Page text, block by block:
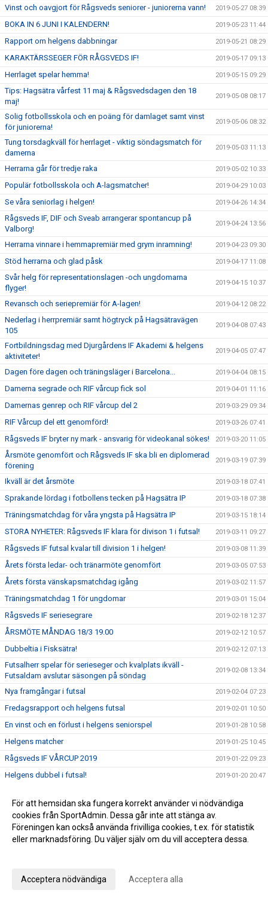
Vinst och oavgjort för Rågsveds seniorer - juniorerna vann! 2019-05-27 08:39
BOKA IN 6 JUNI I KALENDERN! 2019-05-23 11:44
Rapport om helgens dabbningar 2019-05-21 08:29
KARAKTÄRSSEGER FÖR RÅGSVEDS IF! 2019-05-17 09:13
Herrlaget spelar hemma! 2019-05-15 09:29
Tips: Hagsätra vårfest 11 maj & Rågsvedsdagen den 18
maj!
2019-05-08 08:17
Solig fotbollsskola och en poäng för damlaget samt vinst
för juniorerna!
2019-05-06 08:32
Tung torsdagkväll för herrlaget - viktig söndagsmatch för
damerna
2019-05-03 11:13
Herrarna går för tredje raka 2019-05-02 10:33
Populär fotbollsskola och A-lagsmatcher! 2019-04-29 10:03
Se våra seniorlag i helgen! 2019-04-26 14:34
Rågsveds IF, DIF och Sveab arrangerar spontancup på
Valborg!
2019-04-24 13:56
Herrarna vinnare i hemmapremiär med grym inramning! 2019-04-23 09:30
Stöd herrarna och glad påsk 2019-04-17 11:08
Svår helg för representationslagen -och ungdomarna
flyger!
2019-04-15 10:37
Revansch och seriepremiär för A-lagen! 2019-04-12 08:22
Nederlag i herrpremiär samt högtryck på Hagsätravägen
105
2019-04-08 07:43
Fortbildningsdag med Djurgårdens IF Akademi & helgens
aktiviteter!
2019-04-05 07:47
Dagen före dagen och träningsläger i Barcelona... 2019-04-04 08:15
Damerna segrade och RIF vårcup fick sol 2019-04-01 11:16
Damernas genrep och RIF vårcup del 2 2019-03-29 09:34
RIF Vårcup del ett genomförd! 2019-03-26 07:41
Rågsveds IF bryter ny mark - ansvarig för videokanal sökes! 2019-03-20 11:05
Årsmöte genomfört och Rågsveds IF ska bli en diplomerad
förening
2019-03-19 07:39
Ikväll är det årsmöte 2019-03-18 07:41
Sprakande lördag i fotbollens tecken på Hagsätra IP 2019-03-18 07:38
Träningsmatchdag för våra yngsta på Hagsätra IP 2019-03-15 18:14
STORA NYHETER: Rågsveds IF klara för divison 1 i futsal! 2019-03-11 09:27
Rågsveds IF futsal kvalar till division 1 i helgen! 2019-03-08 11:39
Årets första ledar- och tränarmöte genomfört 2019-03-05 07:53
Årets första vänskapsmatchdag igång 2019-03-02 11:57
Träningsmatchdag 1 för ungdomar 2019-03-01 15:04
Rågsveds IF seriesegrare 2019-02-18 12:37
ÅRSMÖTE MÅNDAG 18/3 19.00 2019-02-12 10:57
Dubbeltia i Fisksätra! 2019-02-12 07:13
Futsalherr spelar för serieseger och kvalplats ikväll -
Futsaldam avslutar säsongen på söndag
2019-02-08 13:34
Nya framgångar i futsal 2019-02-04 07:23
Fredagsrapport och helgens futsal 2019-02-01 10:50
En vinst och en förlust i helgens seniorspel 2019-01-28 10:58
Helgens matcher 2019-01-25 10:45
Rågsveds IF VÅRCUP 2019 2019-01-22 09:23
Helgens dubbel i futsal! 2019-01-20 20:47
Läsning om vår rörelseprofil samt info om helgen 2019-01-11 12:21
Vinst i seriefinal för herrfutsal och rapport från jullovet 2019-01-07 08:54
2019 smyger igång 2019-01-06 10:09
Julhälsning från kansliet!
För att hemsidan ska fungera korrekt använder vi nödvändiga
cookies från SportAdmin. Dessa går inte att stänga av.
Föreningen kan också använda frivilliga cookies, t.ex. för statistik
eller marknadsföring. Du väljer själv om du vill acceptera dessa.
Acceptera nödvändiga Acceptera alla